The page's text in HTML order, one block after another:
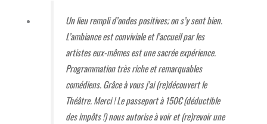
Un lieu rempli d’ondes positives; on s’y sent bien.
L’ambiance est conviviale et l’accueil par les
artistes eux-mêmes est une sacrée expérience.
Programmation très riche et remarquables
comédiens. Grâce à vous j’ai (re)découvert le
Théâtre. Merci ! Le passeport à 150€ (déductible
des impôts !) nous autorise à voir et (re)revoir une